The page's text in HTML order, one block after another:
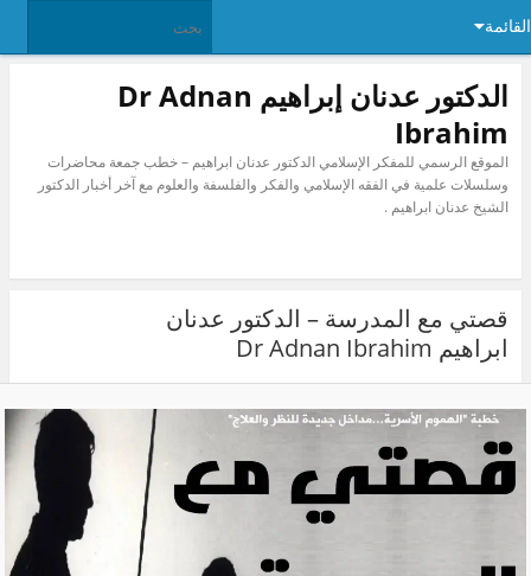
الدكتور عدنان إبراهيم Dr Adnan
Ibrahim
الموقع الرسمي للمفكر الإسلامي الدكتور عدنان ابراهيم – خطب جمعة محاضرات
وسلسلات علمية في الفقه الإسلامي والفكر والفلسفة والعلوم مع آخر أخبار الدكتور
الشيخ عدنان ابراهيم .
قصتي مع المدرسة – الدكتور عدنان
ابراهيم Dr Adnan Ibrahim